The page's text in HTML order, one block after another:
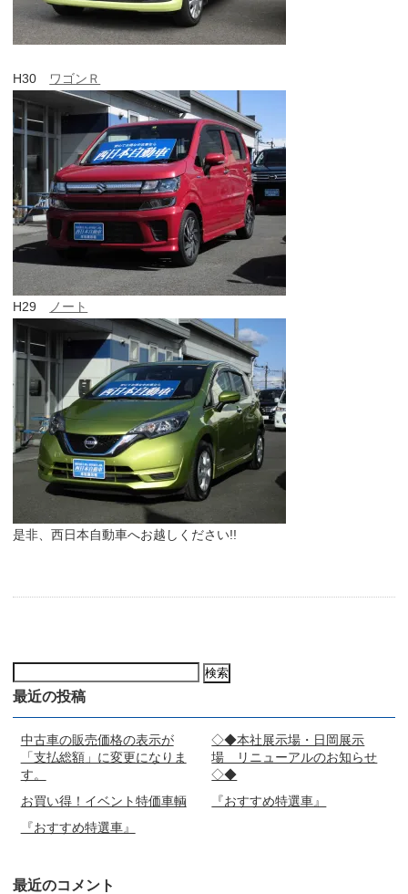
H30 ワゴンＲ
H29 ノート
是非、西日本自動車へお越しください!!
索:
最近の投稿
中古車の販売価格の表示が
「支払総額」に変更になりま
す。
◇◆本社展示場・日岡展示
場 リニューアルのお知らせ
◇◆
お買い得！イベント特価車輌
『おすすめ特選車』
『おすすめ特選車』
最近のコメント